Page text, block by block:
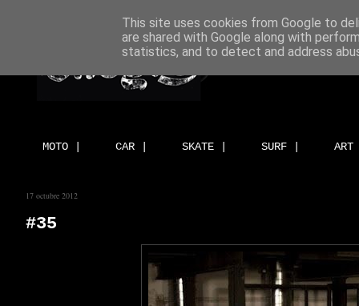
MOTO | CAR | SKATE | SURF |
17 octubre 2012
#35
This site uses cookies from Google to
are shared with Google along with
statistics, and to detect and address